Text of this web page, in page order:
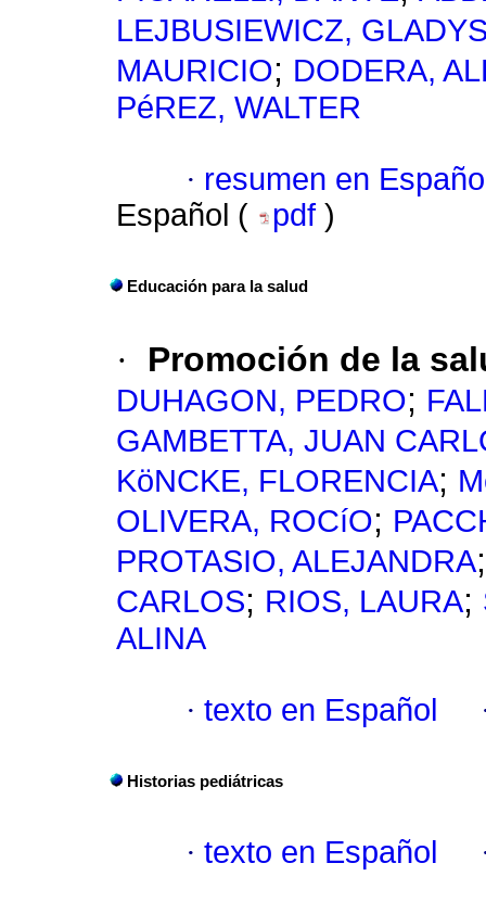
LEJBUSIEWICZ,
MAURICIO; DODERA,
PéREZ, WALTER
· resumen en
Español (
pdf )
Educación para la salud
· Promoción de la
DUHAGON, PEDRO;
GAMBETTA, JUAN
KöNCKE, FLORENCIA;
OLIVERA, ROCíO;
PROTASIO, ALEJANDRA
CARLOS; RIOS, LAURA;
ALINA
· texto en Español
Historias pediátricas
· texto en Español